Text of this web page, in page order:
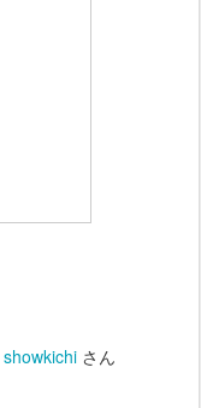
showkichi さん